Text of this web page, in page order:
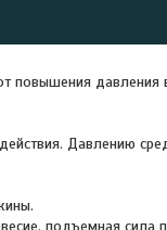
повышения
Давлению
подъемная сила